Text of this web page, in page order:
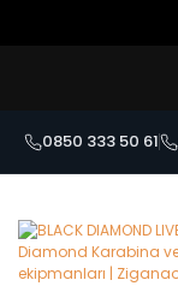
0850 333 50 61